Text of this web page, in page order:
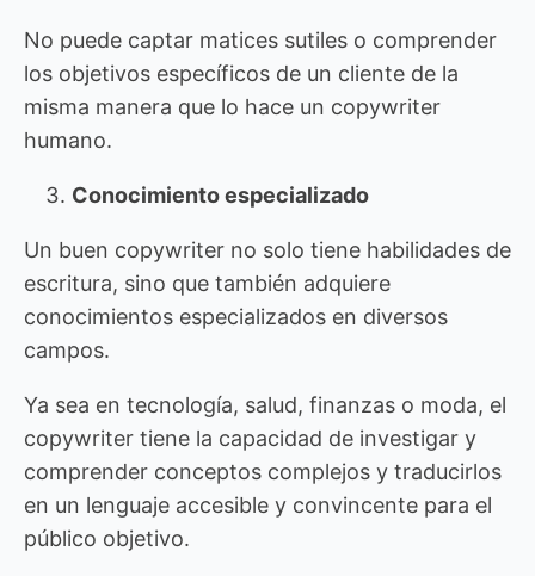
No puede captar matices sutiles o comprender
los objetivos específicos de un cliente de la
misma manera que lo hace un copywriter
humano.
Conocimiento especializado
Un buen copywriter no solo tiene habilidades de
escritura, sino que también adquiere
conocimientos especializados en diversos
campos.
Ya sea en tecnología, salud, finanzas o moda, el
copywriter tiene la capacidad de investigar y
comprender conceptos complejos y traducirlos
en un lenguaje accesible y convincente para el
público objetivo.